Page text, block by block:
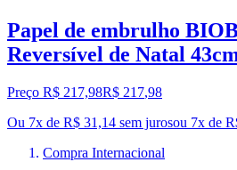
Papel de embrulho
Reversível de Natal
Preço R$ 217,98R$ 217,98
Ou 7x de R$ 31,14 sem jurosou 7x de
Compra Internacional